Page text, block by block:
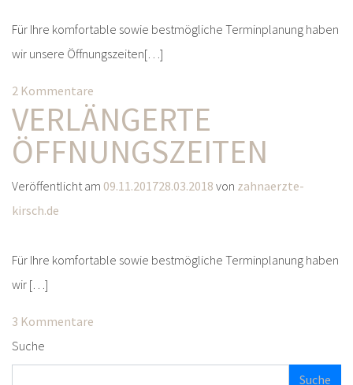
Für Ihre komfortable sowie bestmögliche Terminplanung haben
wir unsere Öffnungszeiten[…]
2 Kommentare
VERLÄNGERTE
ÖFFNUNGSZEITEN
Veröffentlicht am 09.11.201728.03.2018 von zahnaerzte-
kirsch.de
Für Ihre komfortable sowie bestmögliche Terminplanung haben
wir […]
3 Kommentare
Suche